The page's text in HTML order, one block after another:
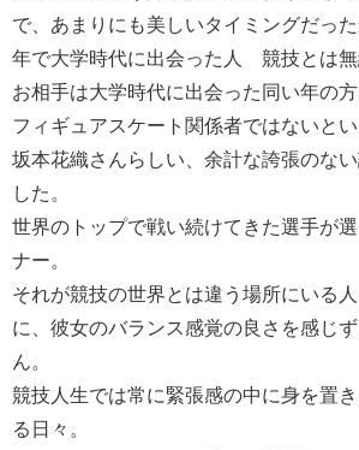
で、あまりにも美しいタイミングだっ
年で大学時代に出会った人 競技とは無
お相手は大学時代に出会った同い年の方
フィギュアスケート関係者ではないとい
坂本花織さんらしい、余計な誇張のな
した。
世界のトップで戦い続けてきた選手が
ナー。
それが競技の世界とは違う場所にいる
に、彼女のバランス感覚の良さを感じ
ん。
競技人生では常に緊張感の中に身を置
る日々。